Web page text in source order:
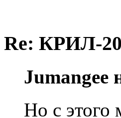
Re: КРИЛ-
Jumangee
Но с